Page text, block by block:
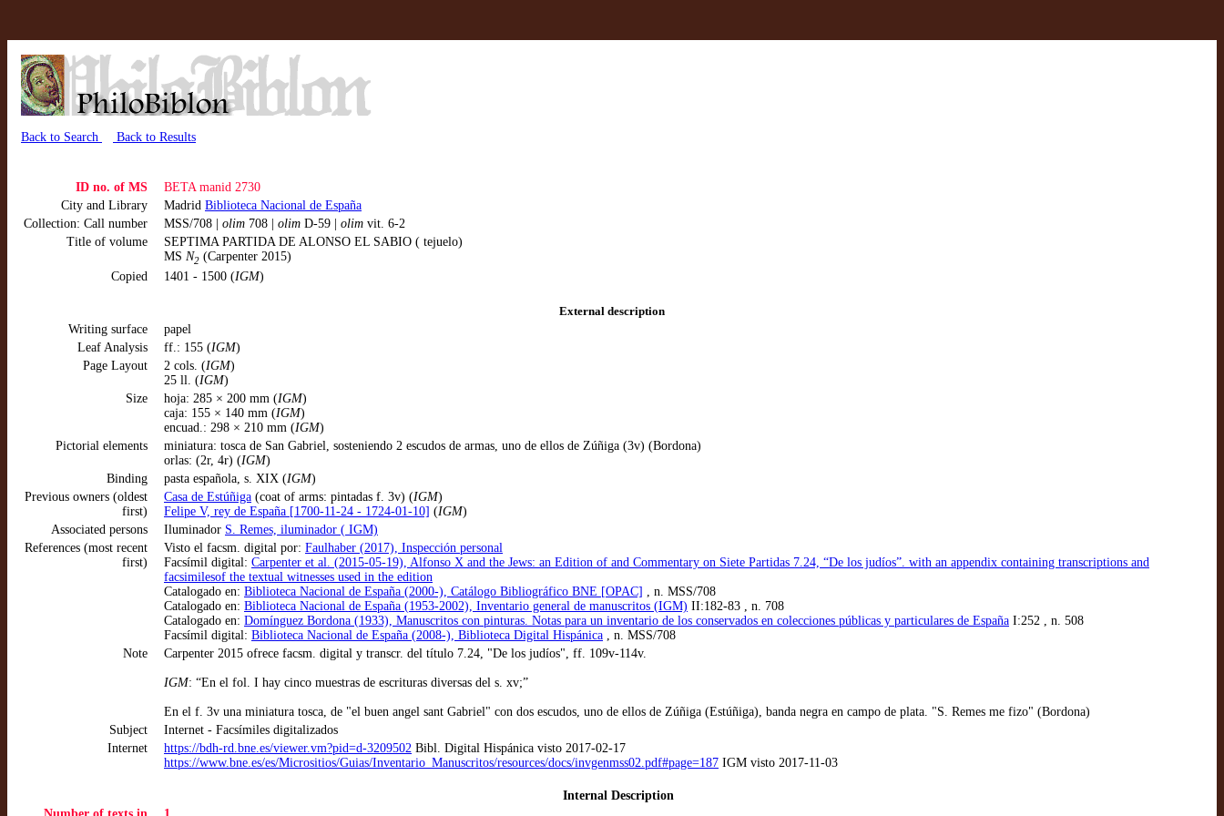
Back to Search Back to Results
ID no. of MS
BETA manid 2730
City and Library
Madrid Biblioteca Nacional de España
Collection: Call number
MSS/708 | olim 708 | olim D-59 | olim vit. 6-2
Title of volume
SEPTIMA PARTIDA DE ALONSO EL SABIO ( tejuelo)
MS N2 (Carpenter 2015)
Copied
1401 - 1500 (IGM)
External description
Writing surface
papel
Leaf Analysis
ff.: 155 (IGM)
Page Layout
2 cols. (IGM)
25 ll. (IGM)
Size
hoja: 285 × 200 mm (IGM)
caja: 155 × 140 mm (IGM)
encuad.: 298 × 210 mm (IGM)
Pictorial elements
miniatura: tosca de San Gabriel, sosteniendo 2 escudos de armas, uno de ellos de Zúñiga (3v) (Bordona)
orlas: (2r, 4r) (IGM)
Binding
pasta española, s. XIX (IGM)
Previous owners (oldest
first)
Casa de Estúñiga (coat of arms: pintadas f. 3v) (IGM)
Felipe V, rey de España [1700-11-24 - 1724-01-10] (IGM)
Associated persons
Iluminador S. Remes, iluminador ( IGM)
References (most recent
first)
Visto el facsm. digital por: Faulhaber (2017), Inspección personal
Facsímil digital: Carpenter et al. (2015-05-19), Alfonso X and the Jews: an Edition of and Commentary on Siete Partidas 7.24, “De los judíos”. with an appendix containing transcriptions and
facsimilesof the textual witnesses used in the edition
Catalogado en: Biblioteca Nacional de España (2000-), Catálogo Bibliográfico BNE [OPAC] , n. MSS/708
Catalogado en: Biblioteca Nacional de España (1953-2002), Inventario general de manuscritos (IGM) II:182-83 , n. 708
Catalogado en: Domínguez Bordona (1933), Manuscritos con pinturas. Notas para un inventario de los conservados en colecciones públicas y particulares de España I:252 , n. 508
Facsímil digital: Biblioteca Nacional de España (2008-), Biblioteca Digital Hispánica , n. MSS/708
Note
Carpenter 2015 ofrece facsm. digital y transcr. del título 7.24, "De los judíos", ff. 109v-114v.
IGM: “En el fol. I hay cinco muestras de escrituras diversas del s. xv;”
En el f. 3v una miniatura tosca, de "el buen angel sant Gabriel" con dos escudos, uno de ellos de Zúñiga (Estúñiga), banda negra en campo de plata. "S. Remes me fizo" (Bordona)
Subject
Internet - Facsímiles digitalizados
Internet
https://bdh-rd.bne.es/viewer.vm?pid=d-3209502 Bibl. Digital Hispánica visto 2017-02-17
https://www.bne.es/es/Micrositios/Guias/Inventario_Manuscritos/resources/docs/invgenmss02.pdf#page=187 IGM visto 2017-11-03
Internal Description